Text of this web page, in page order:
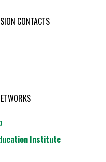
CONTACTS
Institute